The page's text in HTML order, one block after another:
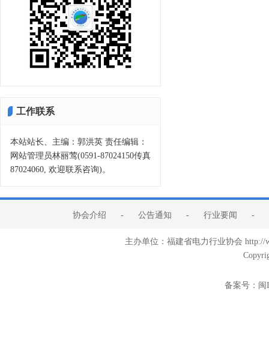
工作联系
本站站长、主编：郭洪英 责任编辑：
网站管理员林丽莺(0591-87024150传真
87024060, 欢迎联系咨询)。
协会介绍 - 公告通知 - 行业要闻 -
主办单位：福建省电力行业协会
备案号： 闽